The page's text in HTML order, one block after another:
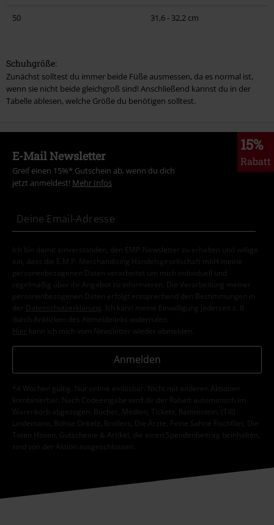
Passform für Hosen
Männer
Pflegehinweise
Waschen & Pflege
50 31,6 - 32,2 cm
Schuhgröße:
Zunächst solltest du immer beide Füße ausmessen, da es normal ist,
wenn sie nicht beide gleichgroß sind! Anschließend kannst du in der
Tabelle ablesen, welche Größe du benötigen solltest.
15%
Rabatt
E-Mail Newsletter
Greif einen 15%* Gutschein ab, wenn du dich
jetzt anmeldest! Mehr Infos
Ich bin damit einverstanden, den EMP-Newsletter zu erhalten und willige
ein, dass die E.M.P. Merchandising Handelsgesellschaft mbH meine
personenbezogenen Daten verarbeitet um mich individuell und
regelmäßig über ihr Angebot zu informieren. Die Verarbeitung meiner
personenbezogenen Daten erfolgt entsprechend den Bestimmungen in
der
Datenschutzerklärung
. Ich kann meine Einwilligung jederzeit z. B.
durch Anklicken des Abmeldelinks widerrufen.
Hier kann ich mich vom Newsletter wieder abmelden.
Anmelden
*4 Wochen gültig. Nur online einlösbar. Nicht mit anderen Aktionen
kombinierbar. Nach Codeeingabe wird dir der Rabatt automatisch im
Warenkorb abgezogen. Bücher, Medien, Tickets, Rammstein, (Till)
Lindemann, Böhse Onkelz, Broilers, Die Ärzte, Feine Sahne Fischfilet, Die
Toten Hosen, Gutscheine & Artikel, die einen Spendenbeitrag beinhalten,
sind von der Aktion ausgeschlossen.